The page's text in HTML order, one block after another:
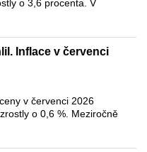
o 3,6 procenta. V
Inflace v červenci
v červenci 2026
o 0,6 %. Meziročně